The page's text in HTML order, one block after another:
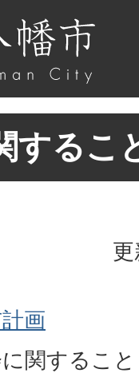
するこ
画
関すること